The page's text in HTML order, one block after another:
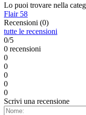
Lo puoi trovare nella
Flair 58
Recensioni (0)
tutte le recensioni
0/5
0 recensioni
0
0
0
0
0
Scrivi una recensione